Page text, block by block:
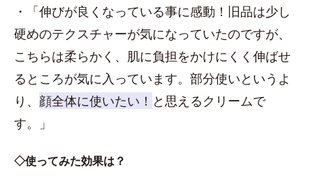
・「伸びが良くなっている事に感動！旧品は少し
硬めのテクスチャーが気になっていたのですが、
こちらは柔らかく、肌に負担をかけにくく伸ばせ
るところが気に入っています。部分使いというよ
り、 顔全体に使いたい！ と思えるクリームで
す。」
◇使ってみた効果は？